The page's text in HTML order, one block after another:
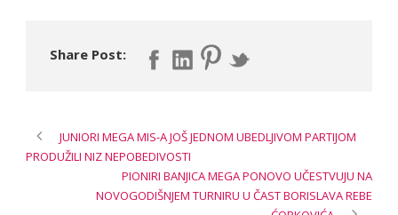
Share Post:
JUNIORI MEGA MIS-A JOŠ JEDNOM UBEDLJIVOM PARTIJOM
PRODUŽILI NIZ NEPOBEDIVOSTI
PIONIRI BANJICA MEGA PONOVO UČESTVUJU NA
NOVOGODIŠNJEM TURNIRU U ČAST BORISLAVA REBE